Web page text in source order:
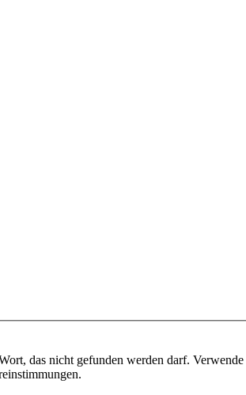
das nicht gefunden werden darf.